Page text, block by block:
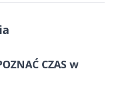
CZAS w